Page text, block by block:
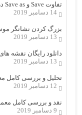
تفاوت Save و Save as در اتوکد-زمان autocad Save as
14 دسامبر 2019
بزرگ کردن نشانگر
13 دسامبر 2019
دانلود رایگان نقشه
13 دسامبر 2019
تحلیل و بررسی کامل
12 دسامبر 2019
نقد و بررسی کامل
9 دسامبر 2019